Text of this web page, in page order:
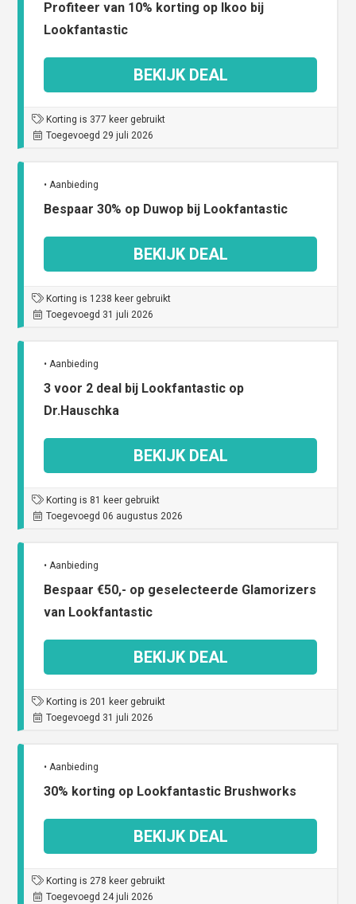
Profiteer van 10% korting op Ikoo bij
Lookfantastic
BEKIJK DEAL
Korting is 377 keer gebruikt
Toegevoegd 29 juli 2026
• Aanbieding
Bespaar 30% op Duwop bij Lookfantastic
BEKIJK DEAL
Korting is 1238 keer gebruikt
Toegevoegd 31 juli 2026
• Aanbieding
3 voor 2 deal bij Lookfantastic op
Dr.Hauschka
BEKIJK DEAL
Korting is 81 keer gebruikt
Toegevoegd 06 augustus 2026
• Aanbieding
Bespaar €50,- op geselecteerde Glamorizers
van Lookfantastic
BEKIJK DEAL
Korting is 201 keer gebruikt
Toegevoegd 31 juli 2026
• Aanbieding
30% korting op Lookfantastic Brushworks
BEKIJK DEAL
Korting is 278 keer gebruikt
Toegevoegd 24 juli 2026